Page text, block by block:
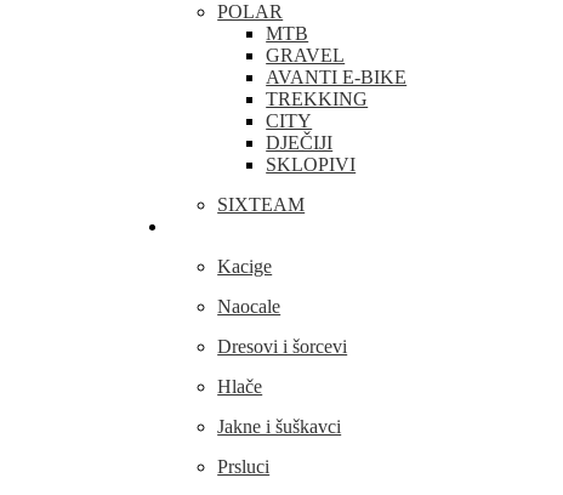
POLAR
MTB
GRAVEL
AVANTI E-BIKE
TREKKING
CITY
DJEČIJI
SKLOPIVI
SIXTEAM
Kacige
Naocale
Dresovi i šorcevi
Hlače
Jakne i šuškavci
Prsluci